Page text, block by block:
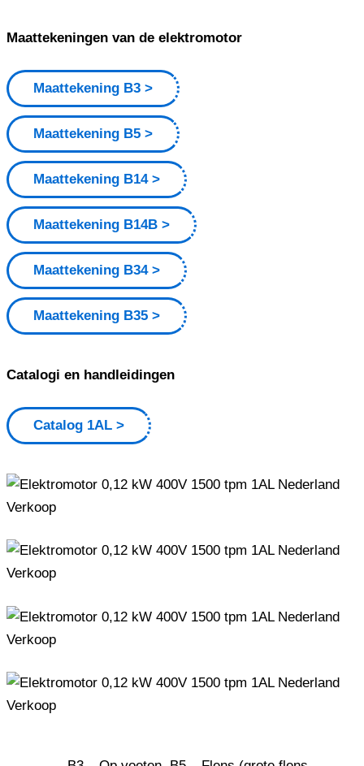
Maattekeningen van de elektromotor
Maattekening B3
Maattekening B5
Maattekening B14
Maattekening B14B
Maattekening B34
Maattekening B35
Catalogi en handleidingen
Catalog 1AL